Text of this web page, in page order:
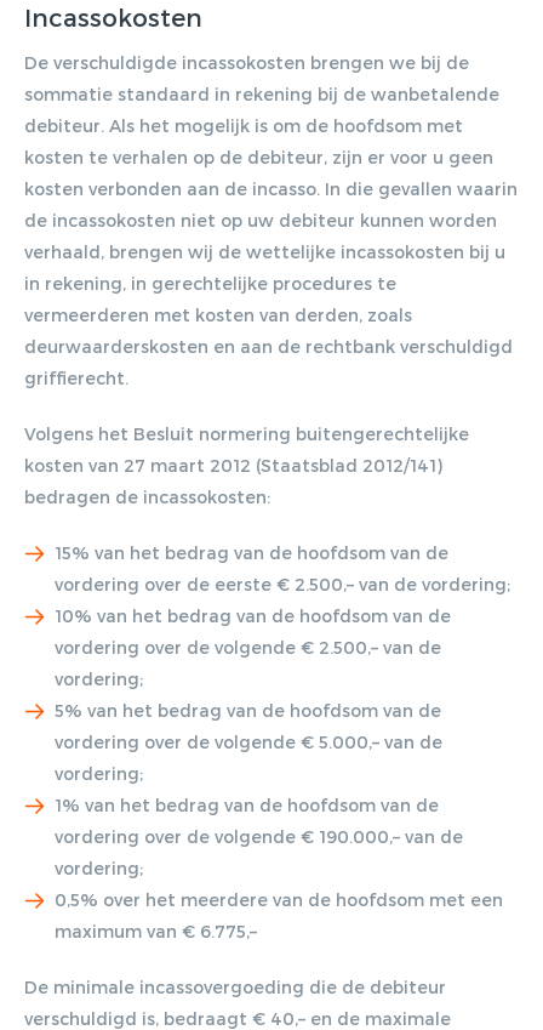
Incassokosten
De verschuldigde incassokosten brengen we bij de
sommatie standaard in rekening bij de wanbetalende
debiteur. Als het mogelijk is om de hoofdsom met
kosten te verhalen op de debiteur, zijn er voor u geen
kosten verbonden aan de incasso. In die gevallen waarin
de incassokosten niet op uw debiteur kunnen worden
verhaald, brengen wij de wettelijke incassokosten bij u
in rekening, in gerechtelijke procedures te
vermeerderen met kosten van derden, zoals
deurwaarderskosten en aan de rechtbank verschuldigd
griffierecht.
Volgens het Besluit normering buitengerechtelijke
kosten van 27 maart 2012 (Staatsblad 2012/141)
bedragen de incassokosten:
15% van het bedrag van de hoofdsom van de
vordering over de eerste € 2.500,– van de vordering;
10% van het bedrag van de hoofdsom van de
vordering over de volgende € 2.500,– van de
vordering;
5% van het bedrag van de hoofdsom van de
vordering over de volgende € 5.000,– van de
vordering;
1% van het bedrag van de hoofdsom van de
vordering over de volgende € 190.000,– van de
vordering;
0,5% over het meerdere van de hoofdsom met een
maximum van € 6.775,–
De minimale incassovergoeding die de debiteur
verschuldigd is, bedraagt € 40,– en de maximale
Lorem ipsum dolor sit amet,
consectetur adipiscing elit. Nulla in
vestibulum massa. Fusce eu lacinia
erat, quis ultricies ex. Cras placerat
suscip.